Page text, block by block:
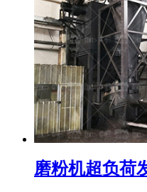
磨粉机超负荷